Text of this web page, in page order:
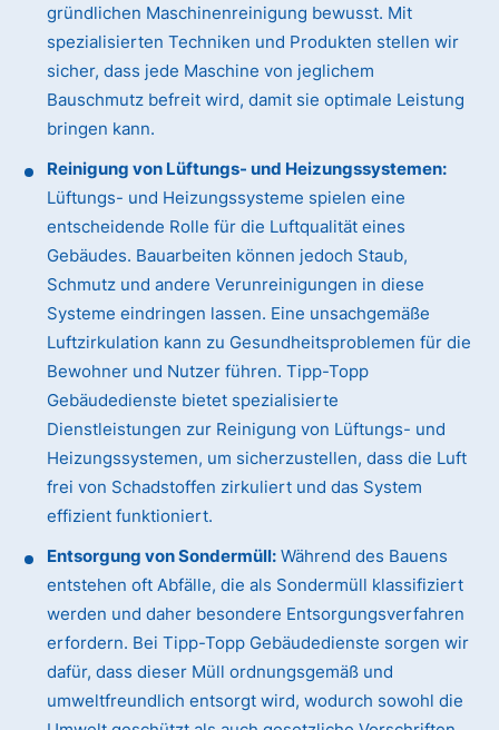
gründlichen Maschinenreinigung bewusst. Mit
spezialisierten Techniken und Produkten stellen wir
sicher, dass jede Maschine von jeglichem
Bauschmutz befreit wird, damit sie optimale Leistung
bringen kann.
Reinigung von Lüftungs- und Heizungssystemen:
Lüftungs- und Heizungssysteme spielen eine
entscheidende Rolle für die Luftqualität eines
Gebäudes. Bauarbeiten können jedoch Staub,
Schmutz und andere Verunreinigungen in diese
Systeme eindringen lassen. Eine unsachgemäße
Luftzirkulation kann zu Gesundheitsproblemen für die
Bewohner und Nutzer führen. Tipp-Topp
Gebäudedienste bietet spezialisierte
Dienstleistungen zur Reinigung von Lüftungs- und
Heizungssystemen, um sicherzustellen, dass die Luft
frei von Schadstoffen zirkuliert und das System
effizient funktioniert.
Entsorgung von Sondermüll: Während des Bauens
entstehen oft Abfälle, die als Sondermüll klassifiziert
werden und daher besondere Entsorgungsverfahren
erfordern. Bei Tipp-Topp Gebäudedienste sorgen wir
dafür, dass dieser Müll ordnungsgemäß und
umweltfreundlich entsorgt wird, wodurch sowohl die